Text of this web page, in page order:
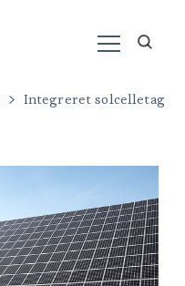
Integreret solcelletag